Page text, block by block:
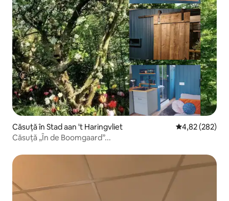
Căsuță în Stad aan 't Haringvliet Scor mediu de
4,82 (282)
Căsuță „În de Boomgaard”...